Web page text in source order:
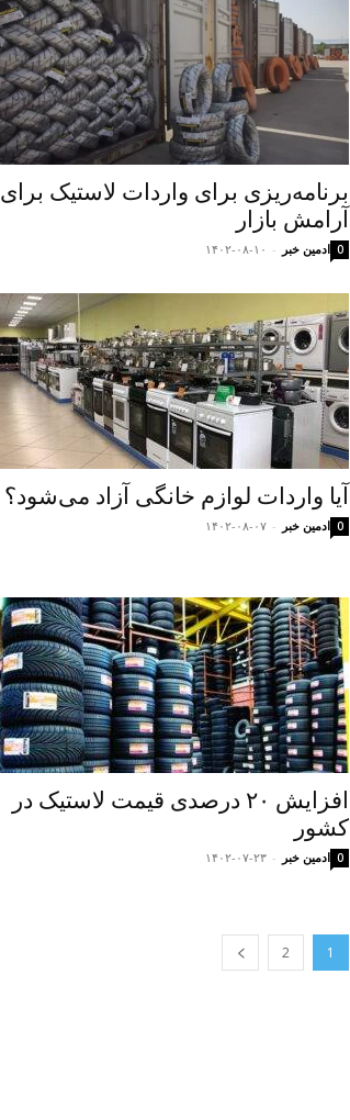
برنامه‌ریزی برای واردات لاستیک برای
آرامش بازار
ادمین خبر - ۱۴۰۲-۰۸-۱۰ 0
آیا واردات لوازم خانگی آزاد می‌شود؟
ادمین خبر - ۱۴۰۲-۰۸-۰۷ 0
افزایش ۲۰ درصدی قیمت لاستیک در
کشور
ادمین خبر - ۱۴۰۲-۰۷-۲۳ 0
1
2